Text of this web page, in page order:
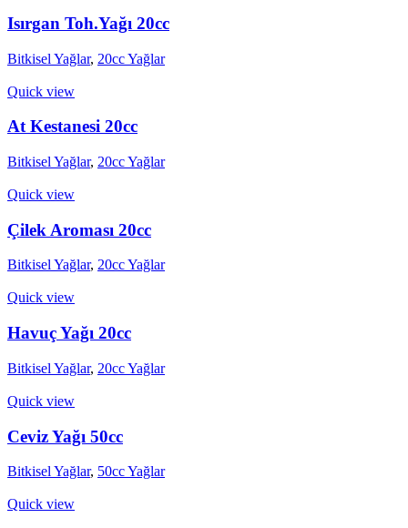
Isırgan Toh.Yağı 20cc
Bitkisel Yağlar, 20cc Yağlar
Quick view
At Kestanesi 20cc
Bitkisel Yağlar, 20cc Yağlar
Quick view
Çilek Aroması 20cc
Bitkisel Yağlar, 20cc Yağlar
Quick view
Havuç Yağı 20cc
Bitkisel Yağlar, 20cc Yağlar
Quick view
Ceviz Yağı 50cc
Bitkisel Yağlar, 50cc Yağlar
Quick view